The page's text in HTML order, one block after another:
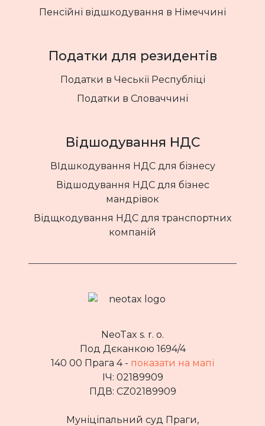
Пенсійні відшкодування в Німеччині
Податки для резидентів
Податки в Чеськії Республіці
Податки в Словаччині
Відшодування НДС
ВІдшкодування НДС для бізнесу
Відшодування НДС для бізнес
мандрівок
Відщкодування НДС для транспортних
компаній
NeoTax s. r. o.
Под Дєканкою 1694/4
140 00 Прага 4 - показати на мапі
ІЧ: 02189909
ПДВ: CZ02189909
Муніціпальний суд Праги,